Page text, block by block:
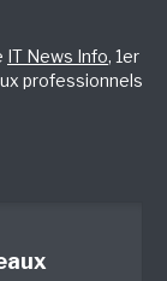
IT News Info, 1er
professionnels